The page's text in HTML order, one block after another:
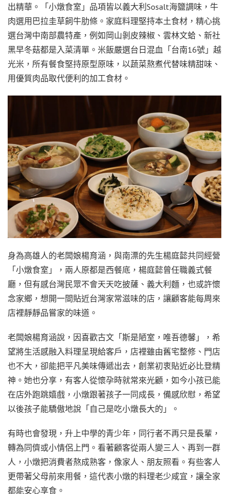
出精華。「小燉食室」品項皆以義大利Sosalt海鹽調味，牛
肉選用巴拉圭草飼牛肋條。家庭料理堅持本土食材，精心挑
選台灣中南部農特產，例如岡山剝皮辣椒、雲林文蛤、新社
黑早冬菇都是入菜清單。米飯嚴選台日混血「台南16號」越
光米，所有餐食堅持原型原味，以蔬菜熬煮代替味精甜味、
用優質肉品取代便利的加工食材。
身為高雄人的老闆娘楊育涵，與南漂的先生楊庭懿共同經營
「小燉食室」，兩人原都是西餐底，楊庭懿曾任職義式餐
廳，但有感台灣民眾不會天天吃披薩、義大利麵，也或許懷
念家鄉，想開一間貼近台灣家常滋味的店，讓顧客能每周來
店裡靜靜品嘗家的味道。
老闆娘楊育涵說，因喜歡古文「斯是陋室，唯吾德馨」，希
望將生活感融入料理呈現給客戶，店裡雖由舊宅整修、門店
也不大，卻能把平凡美味傳遞出去，創業初衷貼近必比登精
神。她也分享，有客人從懷孕時就常來光顧，如今小孩已能
在店外跑跳嬉戲，小燉跟著孩子一同成長，備感欣慰，希望
以後孩子能驕傲地說「自己是吃小燉長大的」。
有時也會發現，升上中學的青少年，同行者不再只是長輩，
轉為同儕或小情侶上門。看著顧客從兩人變三人、再到一群
人，小燉把消費者熬成熟客，像家人、朋友照看。有些客人
更帶著父母前來用餐，這代表小燉的料理老少咸宜，讓全家
都能安心享食。